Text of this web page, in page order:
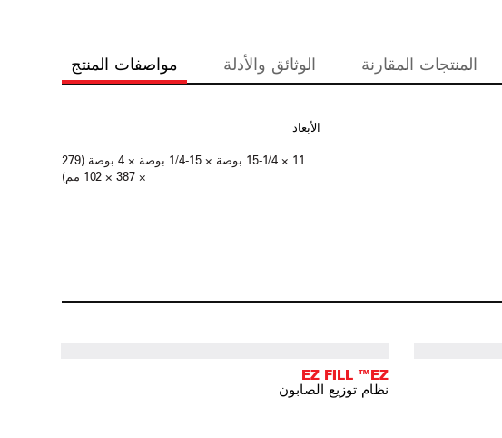
مواصفات المنتج الوثائق والأدلة المنتجات المقارنة
الأبعاد
11 × 15-1/4 بوصة × 15-1/4 بوصة × 4 بوصة (279
× 387 × 102 مم)
EZ FILL ™EZ
نظام توزيع الصابون